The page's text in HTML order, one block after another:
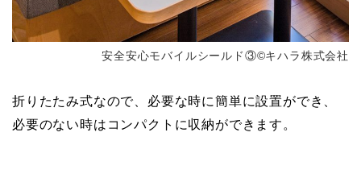
安全安心モバイルシールド③©キハラ株式会社
折りたたみ式なので、必要な時に簡単に設置ができ、
必要のない時はコンパクトに収納ができます。